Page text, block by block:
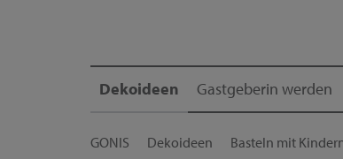
Dekoideen Gastgeberin werden
GONIS Dekoideen Basteln mit